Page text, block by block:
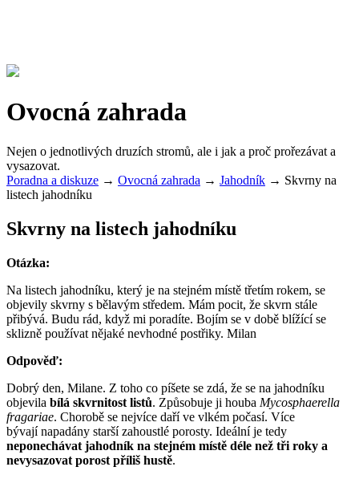
Ovocná zahrada
Nejen o jednotlivých druzích stromů, ale i jak a proč prořezávat a
vysazovat.
Poradna a diskuze → Ovocná zahrada → Jahodník → Skvrny na
listech jahodníku
Skvrny na listech jahodníku
Otázka:
Na listech jahodníku, který je na stejném místě třetím rokem, se
objevily skvrny s bělavým středem. Mám pocit, že skvrn stále
přibývá. Budu rád, když mi poradíte. Bojím se v době blížící se
sklizně používat nějaké nevhodné postřiky. Milan
Odpověď:
Dobrý den, Milane. Z toho co píšete se zdá, že se na jahodníku
objevila bílá skvrnitost listů. Způsobuje ji houba Mycosphaerella
fragariae. Chorobě se nejvíce daří ve vlkém počasí. Více
bývají napadány starší zahoustlé porosty. Ideální je tedy
neponechávat jahodník na stejném místě déle než tři roky a
nevysazovat porost příliš hustě.